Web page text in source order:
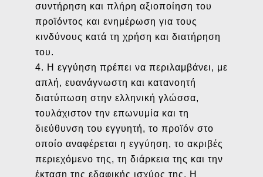
συντήρηση και πλήρη αξιοποίηση του
προϊόντος και ενημέρωση για τους
κινδύνους κατά τη χρήση και διατήρηση
του.
4. Η εγγύηση πρέπει να περιλαμβάνει, με
απλή, ευανάγνωστη και κατανοητή
διατύπωση στην ελληνική γλώσσα,
τουλάχιστον την επωνυμία και τη
διεύθυνση του εγγυητή, το προϊόν στο
οποίο αναφέρεται η εγγύηση, το ακριβές
περιεχόμενο της, τη διάρκεια της και την
έκταση της εδαφικής ισχύος της. Η